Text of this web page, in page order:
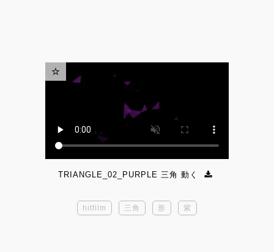
TRIANGLE_02_PURPLE 三角 動く
hitfilm 三角 形 紫